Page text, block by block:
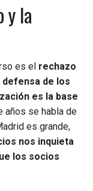
y la
es el rechazo
defensa de los
es la base
años se habla de
es grande,
nos inquieta
los socios